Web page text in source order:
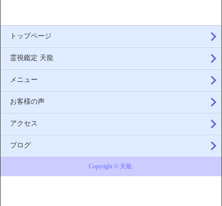
トップページ
霊視鑑定 天龍
メニュー
お客様の声
アクセス
ブログ
Copyright © 天龍.